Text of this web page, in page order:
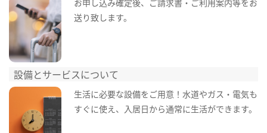
お申し込み確定後、ご請求書・ご利用案内等をお
送り致します。
設備とサービスについて
生活に必要な設備をご用意！水道やガス・電気も
すぐに使え、入居日から通常に生活ができます。